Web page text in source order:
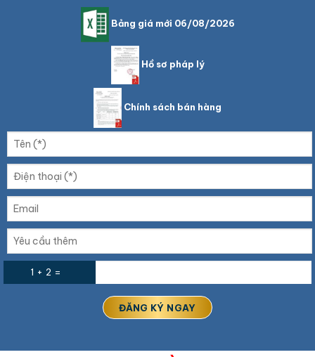
Bảng giá mới 06/08/2026
Hồ sơ pháp lý
Chính sách bán hàng
1 + 2 =